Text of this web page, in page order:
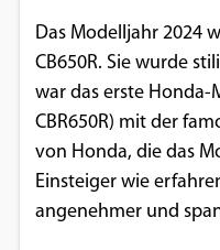
Das Modelljahr 2024
CB650R. Sie wurde
war das erste
CBR650R) mit der
von Honda, die das
Einsteiger wie
angenehmer und
YouTube
Vimeo
Google Maps